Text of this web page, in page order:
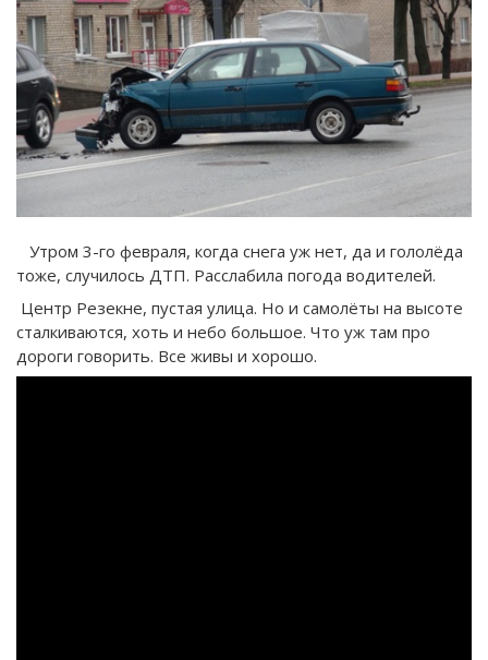
Утром 3-го февраля, когда снега уж нет, да и гололёда
тоже, случилось ДТП. Расслабила погода водителей.
Центр Резекне, пустая улица. Но и самолёты на высоте
сталкиваются, хоть и небо большое. Что уж там про
дороги говорить. Все живы и хорошо.